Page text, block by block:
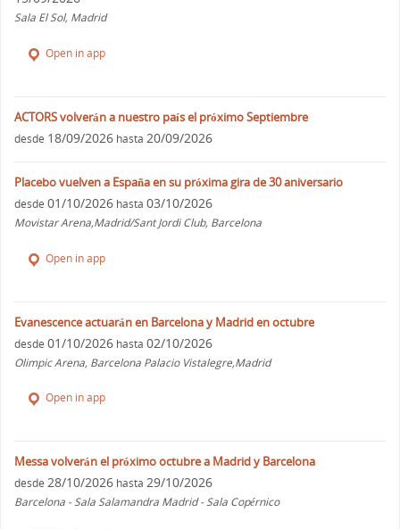
Sala El Sol, Madrid
Open in app
ACTORS volverán a nuestro país el próximo Septiembre
desde 18/09/2026 hasta 20/09/2026
Placebo vuelven a España en su próxima gira de 30 aniversario
desde 01/10/2026 hasta 03/10/2026
Movistar Arena,Madrid/Sant Jordi Club, Barcelona
Open in app
Evanescence actuarán en Barcelona y Madrid en octubre
desde 01/10/2026 hasta 02/10/2026
Olimpic Arena, Barcelona Palacio Vistalegre,Madrid
Open in app
Messa volverán el próximo octubre a Madrid y Barcelona
desde 28/10/2026 hasta 29/10/2026
Barcelona - Sala Salamandra Madrid - Sala Copérnico